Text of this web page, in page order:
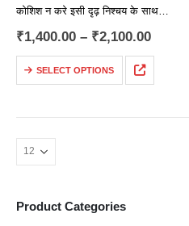
कोशिश न करे इसी दृढ़ निश्चय के साथ
तीस पेज तक आते आते, अन्ना शब्दों से
₹1,400.00 – ₹2,100.00
SELECT OPTIONS
Product Categories